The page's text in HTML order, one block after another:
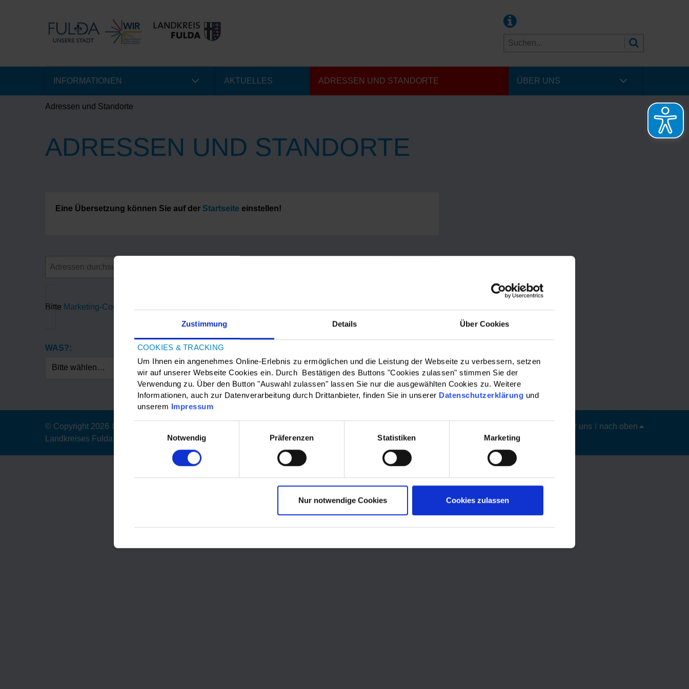
Zustimmung Details Über Cookies
COOKIES & TRACKING
Um Ihnen ein angenehmes Online-Erlebnis zu ermöglichen und die Leistung der Webseite zu verbessern, setzen
wir auf unserer Webseite Cookies ein. Durch Bestätigen des Buttons "Cookies zulassen" stimmen Sie der
Verwendung zu. Über den Button "Auswahl zulassen" lassen Sie nur die ausgewählten Cookies zu. Weitere
Informationen, auch zur Datenverarbeitung durch Drittanbieter, finden Sie in unserer Datenschutzerklärung und
unserem Impressum
Notwendig
Präferenzen Statistiken Marketing
Nur notwendige Cookies Cookies zulassen
INFORMATIONEN AKTUELLES ADRESSEN UND STANDORTE ÜBER UNS
Adressen und Standorte
ADRESSEN UND STANDORTE
Eine Übersetzung können Sie auf der Startseite einstellen!
Bitte Marketing-Cookies
WAS?:
Bitte wählen… Bitte wählen…
© Copyright 2026 |
Landkreises Fulda
Über uns | nach oben